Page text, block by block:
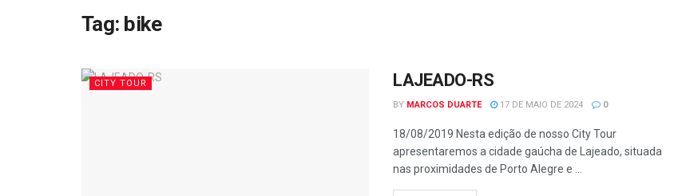
Tag: bike
CITY TOUR LAJEADO-RS
BY MARCOS DUARTE 17 DE MAIO DE 2024 0
18/08/2019 Nesta edição de nosso City Tour
apresentaremos a cidade gaúcha de Lajeado, situada
nas proximidades de Porto Alegre e ...